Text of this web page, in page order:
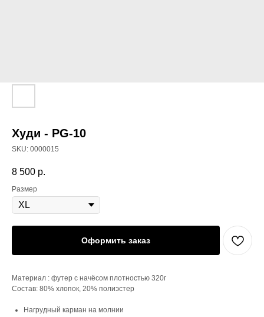
Худи - PG-10
SKU: 0000015
8 500 р.
Размер
Оформить заказ
Материал : футер с начёсом плотностью 320г
Состав: 80% хлопок, 20% полиэстер
Нагрудный карман на молнии